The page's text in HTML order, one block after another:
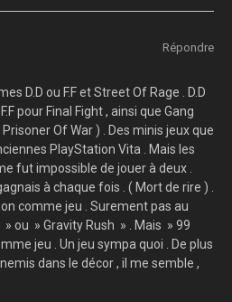
Répondre
D.D ou F.F et Street Of Rage . D.D
pour Final Fight , ainsi que Gang
Prisoner Of War ) . Des minis jeux que
PlayStation Vita . Mais les
fut impossible de jouer à deux .
à chaque fois . ( Mort de rire ) .
comme jeu . Surement pas au
ou » Gravity Rush » . Mais » 99
jeu . Un jeu sympa quoi . De plus
dans le décor , il me semble ,